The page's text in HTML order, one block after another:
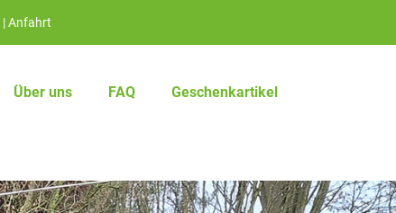
|Anfahrt
Über uns FAQ Geschenkartikel